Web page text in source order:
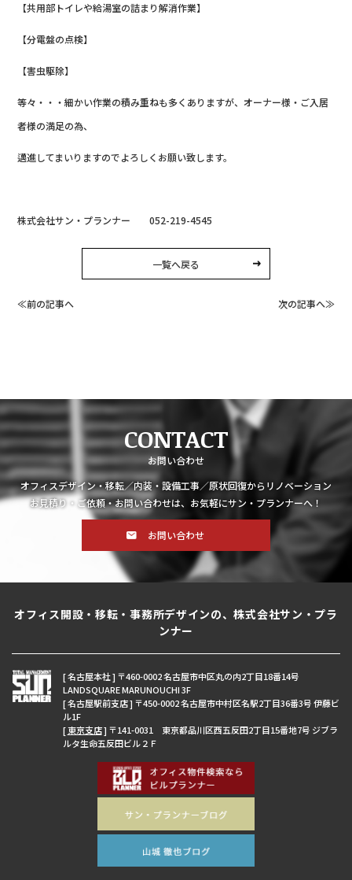
【共用部トイレや給湯室の詰まり解消作業】
【分電盤の点検】
【害虫駆除】
等々・・・細かい作業の積み重ねも多くありますが、オーナー様・ご入居
者様の満足の為、
邁進してまいりますのでよろしくお願い致します。
株式会社サン・プランナー 052-219-4545
一覧へ戻る
≪前の記事へ 次の記事へ≫
CONTACT
お問い合わせ
オフィスデザイン・移転／内装・設備工事／原状回復からリノベーション
お見積り・ご依頼・お問い合わせは、お気軽にサン・プランナーへ！
お問い合わせ
オフィス開設・移転・事務所デザインの、株式会社サン・プラ
ンナー
[ 名古屋本社 ] 〒460-0002 名古屋市中区丸の内2丁目18番14号
LANDSQUARE MARUNOUCHI 3F
[ 名古屋駅前支店 ] 〒450-0002 名古屋市中村区名駅2丁目36番3号 伊藤ビ
ル1F
[東京支店] 〒141-0031 東京都品川区西五反田2丁目15番地7号 ジブラ
ルタ生命五反田ビル２Ｆ